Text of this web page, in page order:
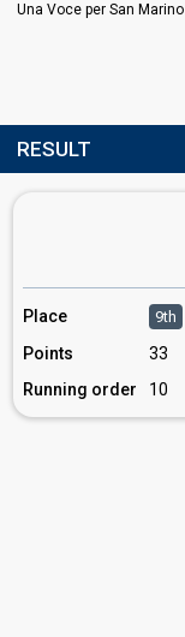
Una Voce per San Marino
RESULT
Place 9th
Points
33
Running order
10